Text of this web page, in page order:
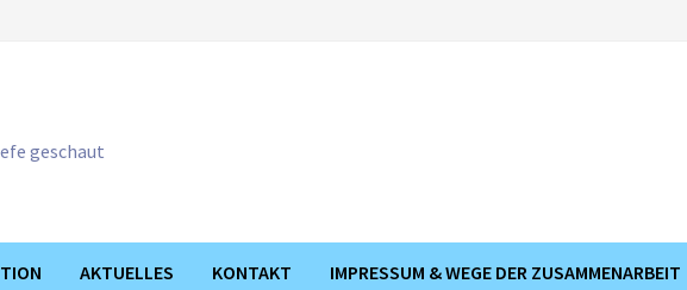
geschaut
AKTUELLES KONTAKT IMPRESSUM & WEGE DER ZUSAMMENARBEIT